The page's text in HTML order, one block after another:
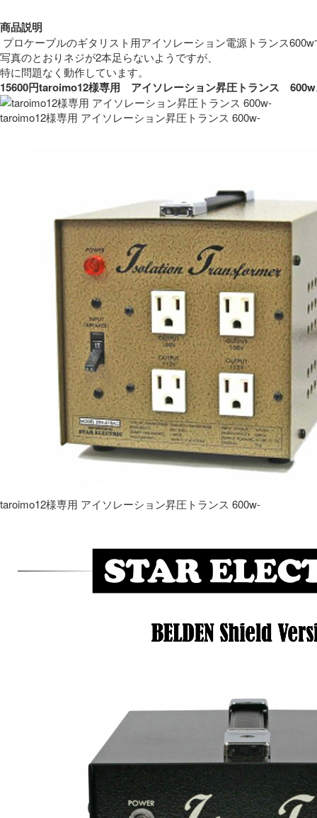
商品説明
プロケーブルのギタリスト用アイソレーション電源トランス
写真のとおりネジが2本足らないようですが、
15600円taroimo12様専用　アイソレーション昇圧トランス　
taroimo12様専用 アイソレーション昇圧トランス 600w-
taroimo12様専用 アイソレーション昇圧トランス 600w-